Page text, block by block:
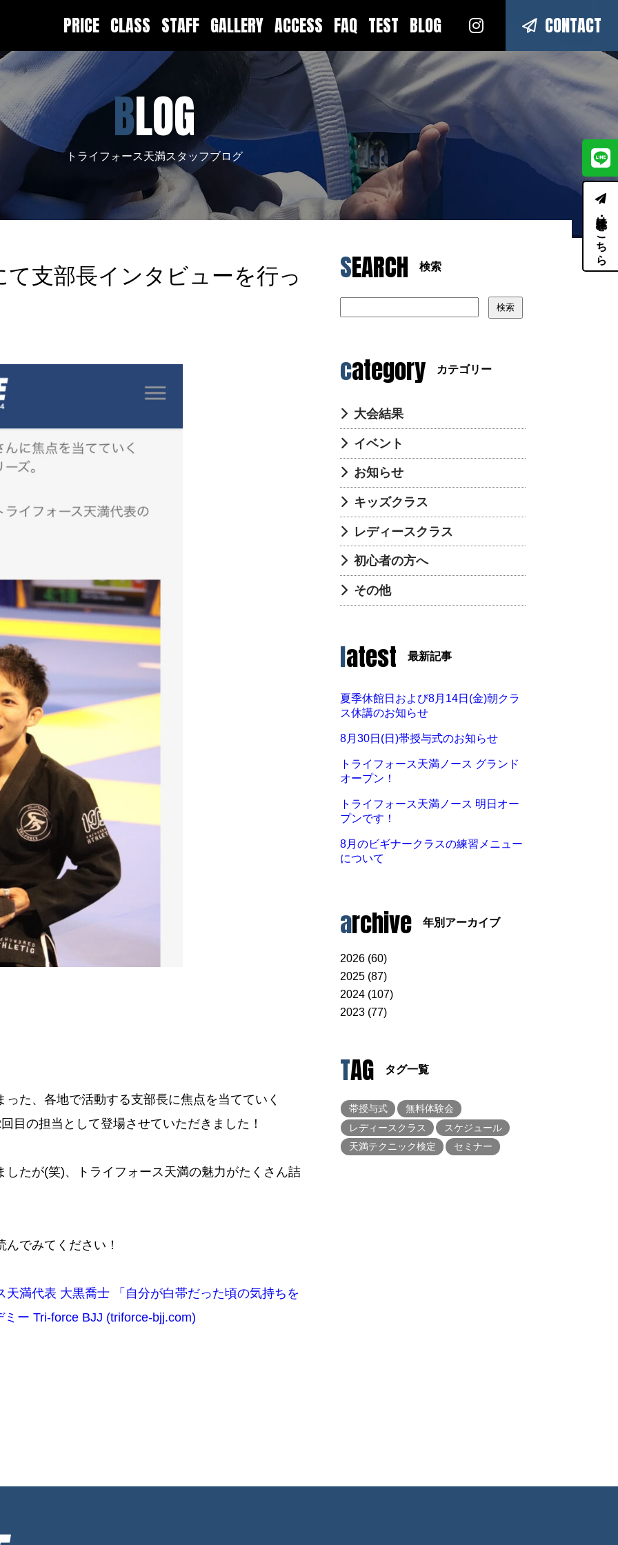
PRICE CLASS STAFF GALLERY ACCESS FAQ TEST BLOG CONTACT
BLOG
トライフォース天満スタッフブログ
支部長インタビューを行っ
た、各地で活動する支部長に焦点を当てていく
目の担当として登場させていただきました！
たが(笑)、トライフォース天満の魅力がたくさん詰
でみてください！
満代表 大黒喬士 「自分が白帯だった頃の気持ちを
ー Tri-force BJJ (triforce-bjj.com)
SEARCH 検索
検索
category カテゴリー
大会結果
イベント
お知らせ
キッズクラス
レディースクラス
初心者の方へ
その他
latest 最新記事
夏季休館日および8月14日(金)朝クラ
ス休講のお知らせ
8月30日(日)帯授与式のお知らせ
トライフォース天満ノース グランド
オープン！
トライフォース天満ノース 明日オー
プンです！
8月のビギナークラスの練習メニュー
について
archive 年別アーカイブ
2026 (60)
2025 (87)
2024 (107)
2023 (77)
TAG タグ一覧
帯授与式
無料体験会
レディースクラス
スケジュール
天満テクニック検定
セミナー
体験・見学はこちら